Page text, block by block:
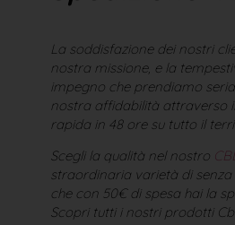
La soddisfazione dei nostri
nostra missione, e la
impegno che prendiamo
nostra affidabilità attraverso
rapida in 48 ore su tutto il
Scegli la qualità nel nostro
straordinaria varietà di
che con 50€ di spesa hai la
Scopri tutti i nostri prodotti